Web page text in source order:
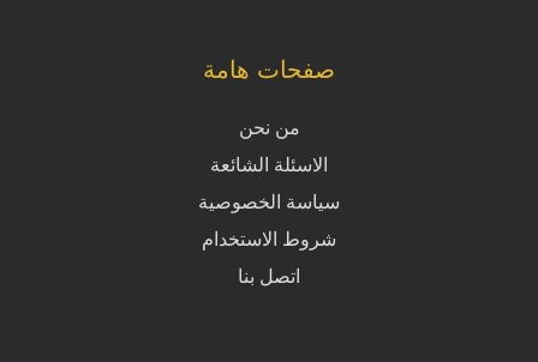
صفحات هامة
من نحن
الاسئلة الشائعة
سياسة الخصوصية
شروط الاستخدام
اتصل بنا